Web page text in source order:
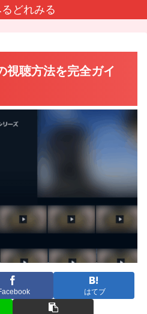
どれみる
視聴方法を完全ガイ
はてブ